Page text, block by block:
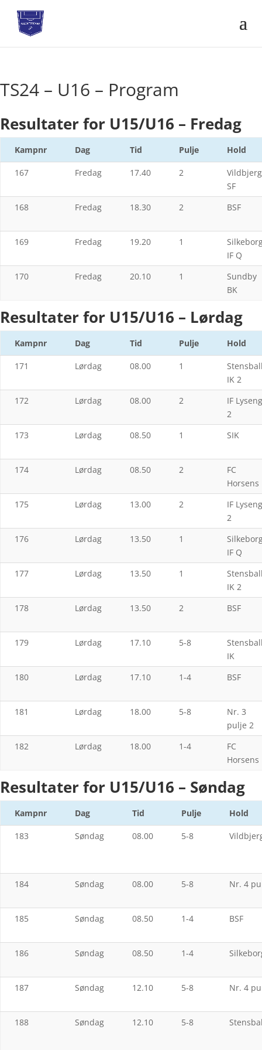
TS24 – U16 – Program
Resultater for U15/U16 – Fredag
Kampnr Dag Tid Pulje Hold
167 Fredag 17.40 2
Vildbjerg
SF
168
Fredag 18.30 2 BSF
169 Fredag 19.20 1
IF Q
170
Fredag 20.10 1
Sundby
BK
Resultater for U15/U16 – Lørdag
Kampnr Dag Tid Pulje Hold
171 Lørdag 08.00 1
IK 2
172
Lørdag 08.00 2
IF Lyseng
2
173
Lørdag 08.50 1 SIK
174 Lørdag 08.50 2
FC
Horsens
175
Lørdag 13.00 2
IF Lyseng
2
176
Lørdag 13.50 1
IF Q
177
Lørdag 13.50 1
IK 2
178
Lørdag 13.50 2 BSF
179 Lørdag 17.10 5-8
IK
180
Lørdag 17.10 1-4 BSF
181 Lørdag 18.00 5-8
Nr. 3
pulje 2
182
Lørdag 18.00 1-4
FC
Horsens
Resultater for U15/U16 – Søndag
Kampnr Dag Tid Pulje Hold
183 Søndag 08.00 5-8
184 Søndag 08.00 5-8 Nr. 4
185 Søndag 08.50 1-4 BSF
186 Søndag 08.50 1-4
187 Søndag 12.10 5-8 Nr. 4
188 Søndag 12.10 5-8